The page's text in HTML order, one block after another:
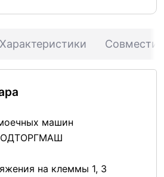
Характеристики
машин
на клеммы 1, 3